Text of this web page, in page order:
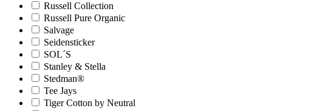
Russell Collection
Russell Pure Organic
Salvage
Seidensticker
SOL´S
Stanley & Stella
Stedman®
Tee Jays
Tiger Cotton by Neutral